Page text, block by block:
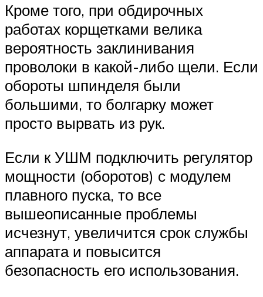
Кроме того, при обдирочных
работах корщетками велика
вероятность заклинивания
проволоки в какой-либо щели. Если
обороты шпинделя были
большими, то болгарку может
просто вырвать из рук.
Если к УШМ подключить регулятор
мощности (оборотов) с модулем
плавного пуска, то все
вышеописанные проблемы
исчезнут, увеличится срок службы
аппарата и повысится
безопасность его использования.